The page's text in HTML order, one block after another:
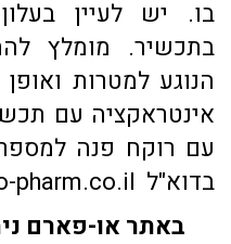
בו. יש לעיין
בתכשיר. מומלץ
הנוגע למטרות
אינטראקציה עם
בדוא"ל sales@o-pharm.co.il
באתר או-פארם